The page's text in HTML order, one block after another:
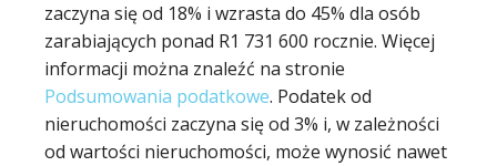
zaczyna się od 18% i wzrasta do 45% dla osób
zarabiających ponad R1 731 600 rocznie. Więcej
informacji można znaleźć na stronie
Podsumowania podatkowe. Podatek od
nieruchomości zaczyna się od 3% i, w zależności
od wartości nieruchomości, może wynosić nawet